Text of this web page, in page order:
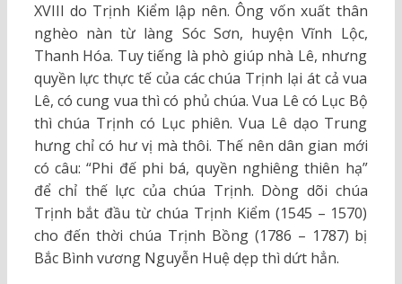
XVIII do Trịnh Kiểm lập nên. Ông vốn xuất thân
nghèo nàn từ làng Sóc Sơn, huyện Vĩnh Lộc,
Thanh Hóa. Tuy tiếng là phò giúp nhà Lê, nhưng
quyền lực thực tế của các chúa Trịnh lại át cả vua
Lê, có cung vua thì có phủ chúa. Vua Lê có Lục Bộ
thì chúa Trịnh có Lục phiên. Vua Lê dạo Trung
hưng chỉ có hư vị mà thôi. Thế nên dân gian mới
có câu: “Phi đế phi bá, quyền nghiêng thiên hạ”
để chỉ thế lực của chúa Trịnh. Dòng dõi chúa
Trịnh bắt đầu từ chúa Trịnh Kiểm (1545 – 1570)
cho đến thời chúa Trịnh Bồng (1786 – 1787) bị
Bắc Bình vương Nguyễn Huệ dẹp thì dứt hẳn.